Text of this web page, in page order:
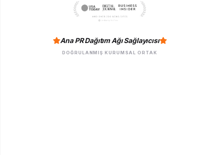
Ana PR Dağıtım Ağı Sağlayıcısı
DOĞRULANMIŞ KURUMSAL ORTAK